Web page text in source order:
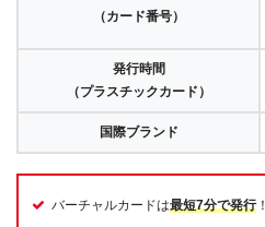
（カード番号）
発行時間
（プラスチックカード）
国際ブランド
バーチャルカードは最短7分で発行！